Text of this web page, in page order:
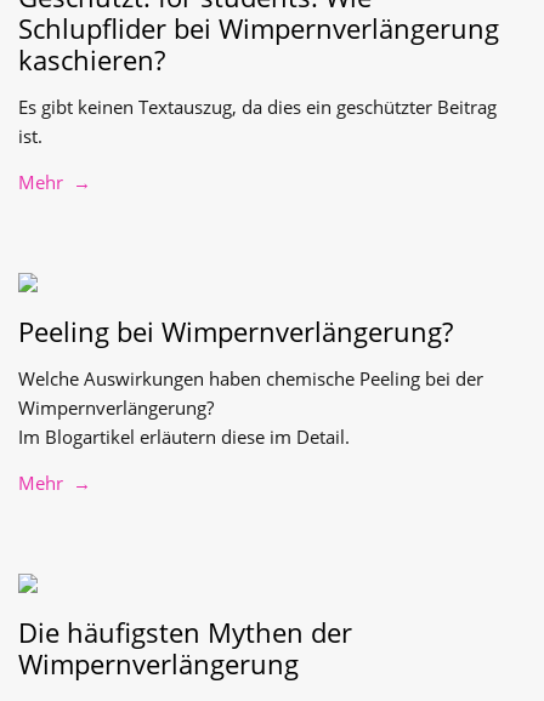
Schlupflider bei Wimpernverlängerung
kaschieren?
Es gibt keinen Textauszug, da dies ein geschützter Beitrag
ist.
Mehr →
Peeling bei Wimpernverlängerung?
Welche Auswirkungen haben chemische Peeling bei der
Wimpernverlängerung?
Im Blogartikel erläutern diese im Detail.
Mehr →
Die häufigsten Mythen der
Wimpernverlängerung